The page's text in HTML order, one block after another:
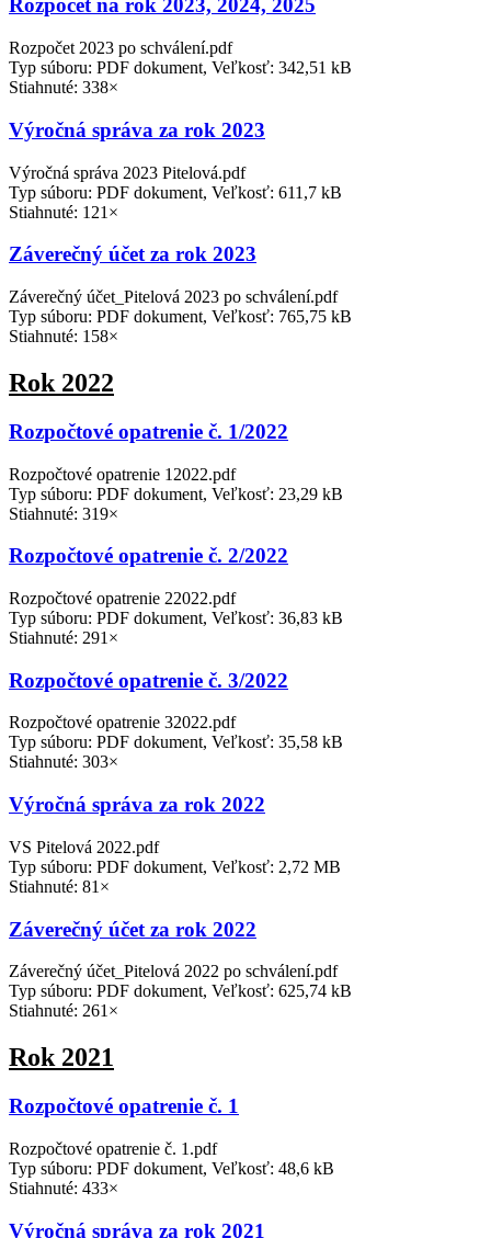
Rozpočet na rok 2023, 2024, 2025
Rozpočet 2023 po schválení.pdf
Typ súboru: PDF dokument, Veľkosť: 342,51 kB
Stiahnuté: 338×
Výročná správa za rok 2023
Výročná správa 2023 Pitelová.pdf
Typ súboru: PDF dokument, Veľkosť: 611,7 kB
Stiahnuté: 121×
Záverečný účet za rok 2023
Záverečný účet_Pitelová 2023 po schválení.pdf
Typ súboru: PDF dokument, Veľkosť: 765,75 kB
Stiahnuté: 158×
Rok 2022
Rozpočtové opatrenie č. 1/2022
Rozpočtové opatrenie 12022.pdf
Typ súboru: PDF dokument, Veľkosť: 23,29 kB
Stiahnuté: 319×
Rozpočtové opatrenie č. 2/2022
Rozpočtové opatrenie 22022.pdf
Typ súboru: PDF dokument, Veľkosť: 36,83 kB
Stiahnuté: 291×
Rozpočtové opatrenie č. 3/2022
Rozpočtové opatrenie 32022.pdf
Typ súboru: PDF dokument, Veľkosť: 35,58 kB
Stiahnuté: 303×
Výročná správa za rok 2022
VS Pitelová 2022.pdf
Typ súboru: PDF dokument, Veľkosť: 2,72 MB
Stiahnuté: 81×
Záverečný účet za rok 2022
Záverečný účet_Pitelová 2022 po schválení.pdf
Typ súboru: PDF dokument, Veľkosť: 625,74 kB
Stiahnuté: 261×
Rok 2021
Rozpočtové opatrenie č. 1
Rozpočtové opatrenie č. 1.pdf
Typ súboru: PDF dokument, Veľkosť: 48,6 kB
Stiahnuté: 433×
Výročná správa za rok 2021